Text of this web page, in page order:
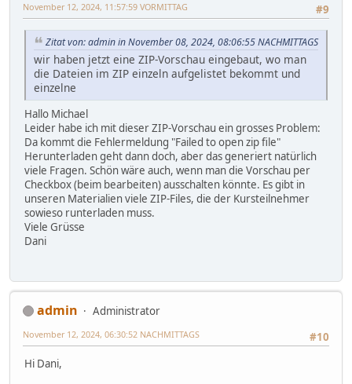
#9
November 12, 2024, 11:57:59 VORMITTAG
Zitat von: admin in November 08, 2024, 08:06:55 NACHMITTAGS
wir haben jetzt eine ZIP-Vorschau eingebaut, wo man
die Dateien im ZIP einzeln aufgelistet bekommt und
einzelne
Hallo Michael
Leider habe ich mit dieser ZIP-Vorschau ein grosses Problem:
Da kommt die Fehlermeldung "Failed to open zip file"
Herunterladen geht dann doch, aber das generiert natürlich
viele Fragen. Schön wäre auch, wenn man die Vorschau per
Checkbox (beim bearbeiten) ausschalten könnte. Es gibt in
unseren Materialien viele ZIP-Files, die der Kursteilnehmer
sowieso runterladen muss.
Viele Grüsse
Dani
admin
Administrator
#10
November 12, 2024, 06:30:52 NACHMITTAGS
Hi Dani,